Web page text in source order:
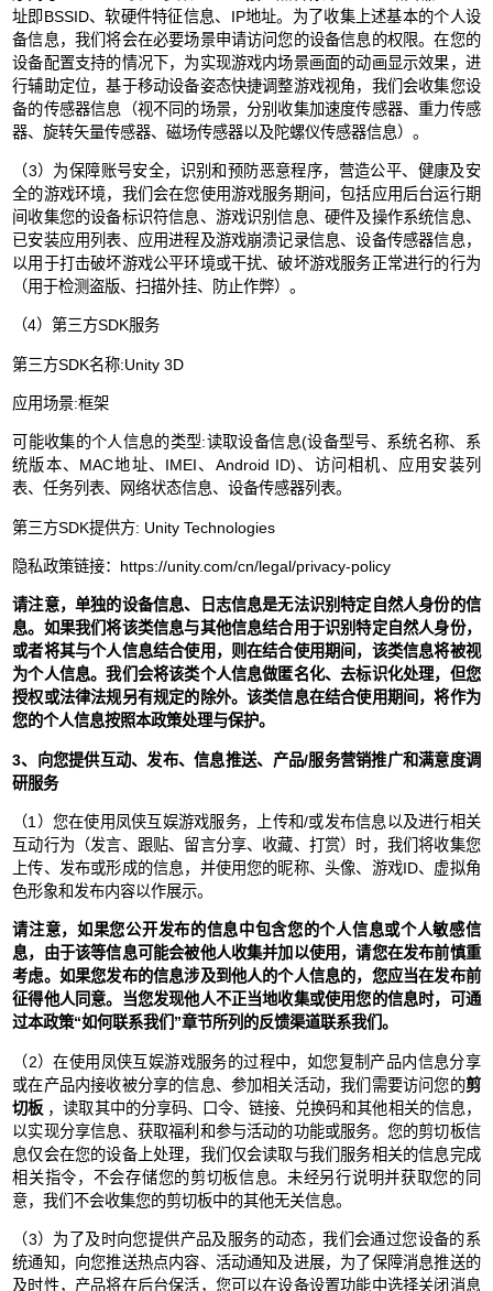
址即BSSID、软硬件特征信息、IP地址。为了收集上述基本的个人设
备信息，我们将会在必要场景申请访问您的设备信息的权限。在您的
设备配置支持的情况下，为实现游戏内场景画面的动画显示效果，进
行辅助定位，基于移动设备姿态快捷调整游戏视角，我们会收集您设
备的传感器信息（视不同的场景，分别收集加速度传感器、重力传感
器、旋转矢量传感器、磁场传感器以及陀螺仪传感器信息）。
（3）为保障账号安全，识别和预防恶意程序，营造公平、健康及安
全的游戏环境，我们会在您使用游戏服务期间，包括应用后台运行期
间收集您的设备标识符信息、游戏识别信息、硬件及操作系统信息、
已安装应用列表、应用进程及游戏崩溃记录信息、设备传感器信息，
以用于打击破坏游戏公平环境或干扰、破坏游戏服务正常进行的行为
（用于检测盗版、扫描外挂、防止作弊）。
（4）第三方SDK服务
第三方SDK名称:Unity 3D
应用场景:框架
可能收集的个人信息的类型:读取设备信息(设备型号、系统名称、系
统版本、MAC地址、IMEI、Android ID)、访问相机、应用安装列
表、任务列表、网络状态信息、设备传感器列表。
第三方SDK提供方: Unity Technologies
隐私政策链接：https://unity.com/cn/legal/privacy-policy
请注意，单独的设备信息、日志信息是无法识别特定自然人身份的信
息。如果我们将该类信息与其他信息结合用于识别特定自然人身份，
或者将其与个人信息结合使用，则在结合使用期间，该类信息将被视
为个人信息。我们会将该类个人信息做匿名化、去标识化处理，但您
授权或法律法规另有规定的除外。该类信息在结合使用期间，将作为
您的个人信息按照本政策处理与保护。
3、向您提供互动、发布、信息推送、产品/服务营销推广和满意度调
研服务
（1）您在使用凤侠互娱游戏服务，上传和/或发布信息以及进行相关
互动行为（发言、跟贴、留言分享、收藏、打赏）时，我们将收集您
上传、发布或形成的信息，并使用您的昵称、头像、游戏ID、虚拟角
色形象和发布内容以作展示。
请注意，如果您公开发布的信息中包含您的个人信息或个人敏感信
息，由于该等信息可能会被他人收集并加以使用，请您在发布前慎重
考虑。如果您发布的信息涉及到他人的个人信息的，您应当在发布前
征得他人同意。当您发现他人不正当地收集或使用您的信息时，可通
过本政策“如何联系我们”章节所列的反馈渠道联系我们。
（2）在使用凤侠互娱游戏服务的过程中，如您复制产品内信息分享
或在产品内接收被分享的信息、参加相关活动，我们需要访问您的剪
切板 ，读取其中的分享码、口令、链接、兑换码和其他相关的信息，
以实现分享信息、获取福利和参与活动的功能或服务。您的剪切板信
息仅会在您的设备上处理，我们仅会读取与我们服务相关的信息完成
相关指令，不会存储您的剪切板信息。未经另行说明并获取您的同
意，我们不会收集您的剪切板中的其他无关信息。
（3）为了及时向您提供产品及服务的动态，我们会通过您设备的系
统通知，向您推送热点内容、活动通知及进展，为了保障消息推送的
及时性，产品将在后台保活，您可以在设备设置功能中选择关闭消息